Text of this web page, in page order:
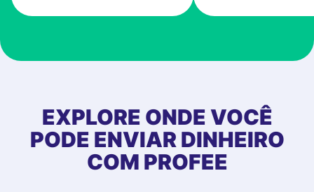
at Profee is very
first started
app, and they
quick to provide
and helpful
EXPLORE ONDE VOCÊ
PODE ENVIAR DINHEIRO
COM PROFEE